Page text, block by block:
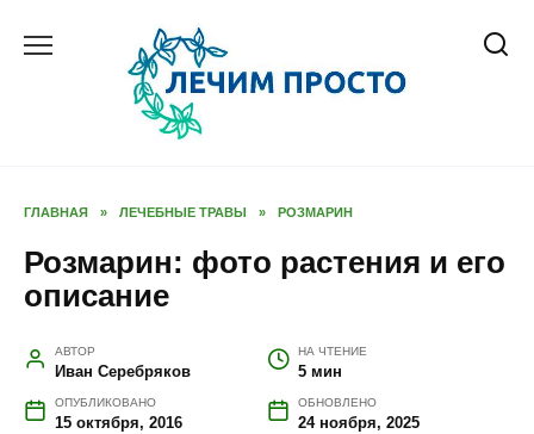
ГЛАВНАЯ » ЛЕЧЕБНЫЕ ТРАВЫ » РОЗМАРИН
Розмарин: фото растения и его
описание
АВТОР
Иван Серебряков
НА ЧТЕНИЕ
5 мин
ОПУБЛИКОВАНО
15 октября, 2016
ОБНОВЛЕНО
24 ноября, 2025